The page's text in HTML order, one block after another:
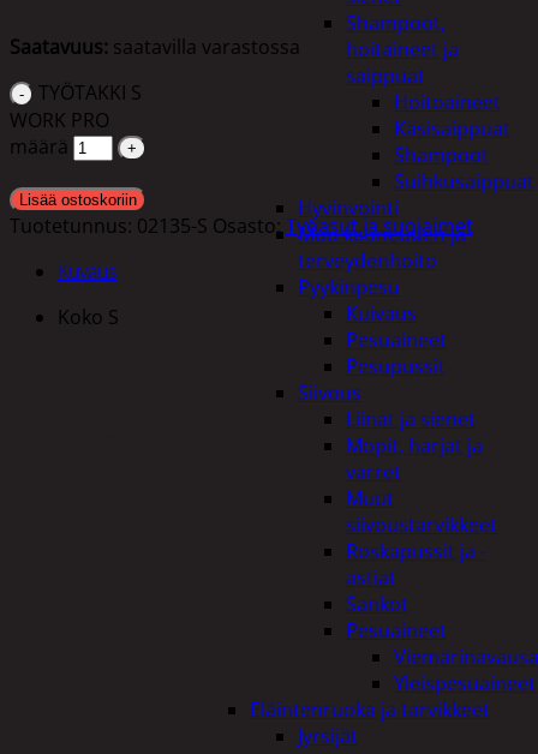
Shampoot,
hoitaineet ja
saippuat
Hoitoaineet
Käsisaippuat
Shampoot
Suihkusaippuat
Hyvinvointi
Muu kauneuden ja
terveydenhoito
Pyykinpesu
Kuivaus
Pesuaineet
Pesupussit
Siivous
Liinat ja sienet
Mopit, harjat ja
varret
Muut
siivoustarvikkeet
Roskapussit ja -
astiat
Sankot
Pesuaineet
Yleispesuaineet
Eläintenruoka ja tarvikkeet
Jyrsijät
Saatavuus: saatavilla varastossa
TYÖTAKKI S
WORK PRO
määrä
Lisää ostoskoriin
Tuotetunnus: 02135-S Osasto:Työasut ja suojaimet
Kuvaus
Koko S